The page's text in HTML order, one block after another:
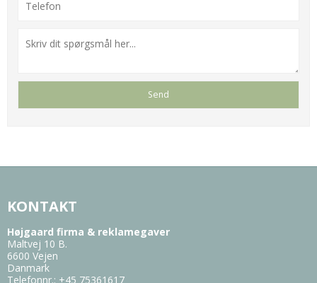
KONTAKT
Højgaard firma & reklamegaver
Maltvej 10 B.
6600 Vejen
Danmark
Telefonnr.: +45 75361617